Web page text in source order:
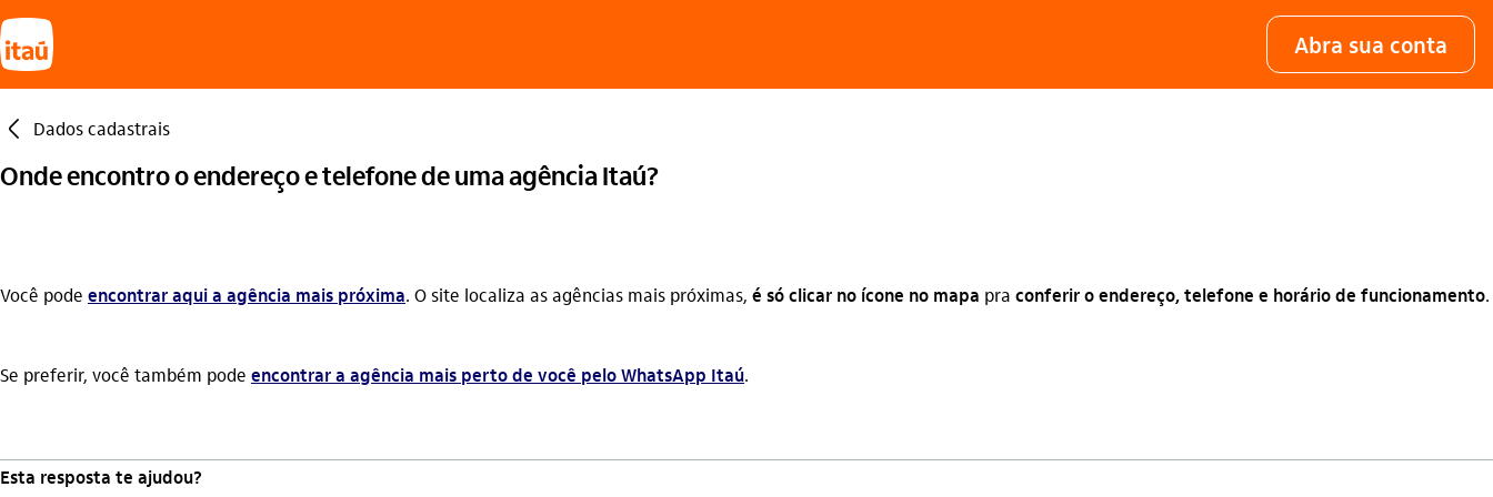
Abra sua conta
seta_esquerda Dados cadastrais
Onde encontro o endereço e telefone de uma agência Itaú?
Você pode encontrar aqui a agência mais próxima. O site localiza as agências mais próximas, é só clicar no ícone no mapa pra conferir o endereço, telefone e horário de funcionamento.
Se preferir, você também pode encontrar a agência mais perto de você pelo WhatsApp Itaú.
Esta resposta te ajudou?